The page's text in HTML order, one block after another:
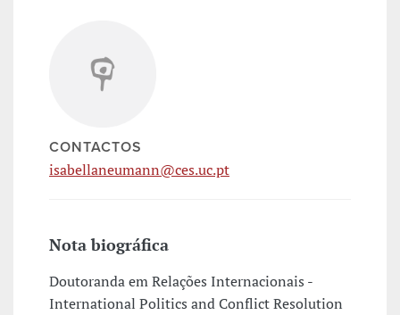
CONTACTOS
isabellaneumann@ces.uc.pt
Nota biográfica
Doutoranda em Relações Internacionais -
International Politics and Conflict Resolution